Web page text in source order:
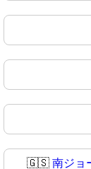
🇬🇸 南ジョ